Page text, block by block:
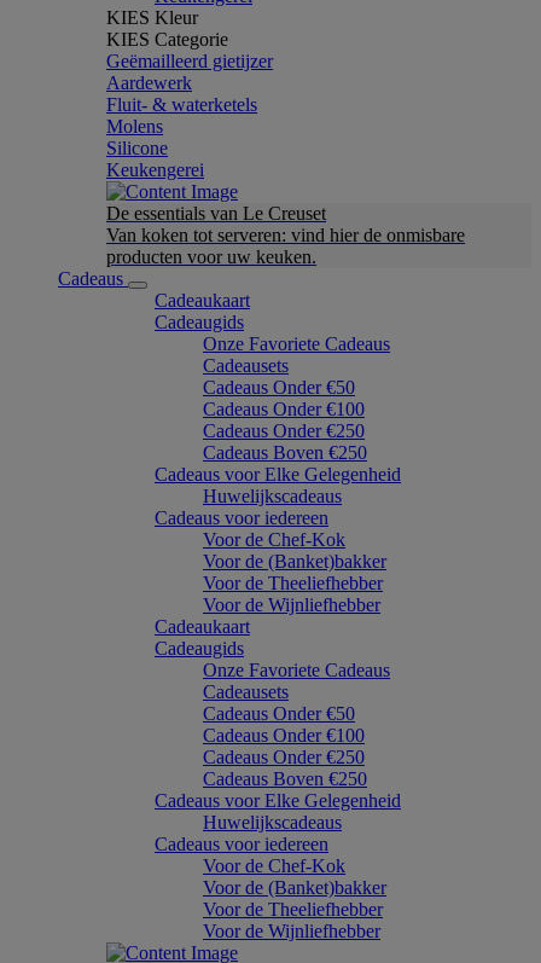
KIES Kleur
KIES Categorie
Geëmailleerd gietijzer
Aardewerk
Fluit- & waterketels
Molens
Silicone
Keukengerei
De essentials van Le Creuset
Van koken tot serveren: vind hier de onmisbare
producten voor uw keuken.
Cadeaus
Cadeaukaart
Cadeaugids
Onze Favoriete Cadeaus
Cadeausets
Cadeaus Onder €50
Cadeaus Onder €100
Cadeaus Onder €250
Cadeaus Boven €250
Cadeaus voor Elke Gelegenheid
Huwelijkscadeaus
Cadeaus voor iedereen
Voor de Chef-Kok
Voor de (Banket)bakker
Voor de Theeliefhebber
Voor de Wijnliefhebber
Cadeaukaart
Cadeaugids
Onze Favoriete Cadeaus
Cadeausets
Cadeaus Onder €50
Cadeaus Onder €100
Cadeaus Onder €250
Cadeaus Boven €250
Cadeaus voor Elke Gelegenheid
Huwelijkscadeaus
Cadeaus voor iedereen
Voor de Chef-Kok
Voor de (Banket)bakker
Voor de Theeliefhebber
Voor de Wijnliefhebber